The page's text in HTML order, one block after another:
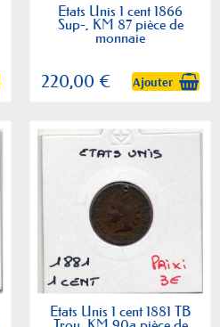
Etats Unis 1 cent 1866
Sup-, KM 87 pièce de
monnaie
220,00 € Ajouter
Etats Unis 1 cent 1881 TB